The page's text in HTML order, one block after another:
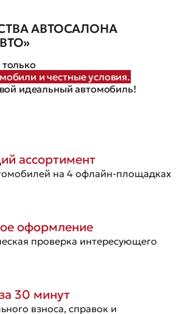
АВТОСАЛОНА
и честные условия.
идеальный автомобиль!
ассортимент
на 4 офлайн-площадках
оформление
проверка интересующего
30 минут
взноса, справок и